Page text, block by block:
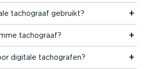
tachograaf gebruikt?
tachograaf?
digitale tachografen?